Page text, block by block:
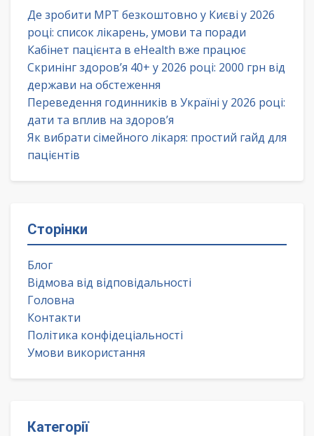
Де зробити МРТ безкоштовно у Києві у 2026
році: список лікарень, умови та поради
Кабінет пацієнта в eHealth вже працює
Скринінг здоров’я 40+ у 2026 році: 2000 грн від
держави на обстеження
Переведення годинників в Україні у 2026 році:
дати та вплив на здоров’я
Як вибрати сімейного лікаря: простий гайд для
пацієнтів
Сторінки
Блог
Відмова від відповідальності
Головна
Контакти
Політика конфідеціальності
Умови використання
Категорії